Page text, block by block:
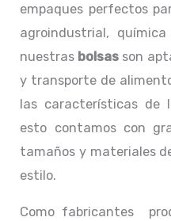
empaques perfectos
agroindustrial,
nuestras bolsas son
y transporte de
las características de
esto contamos con
tamaños y materiales
estilo.
Como fabricantes